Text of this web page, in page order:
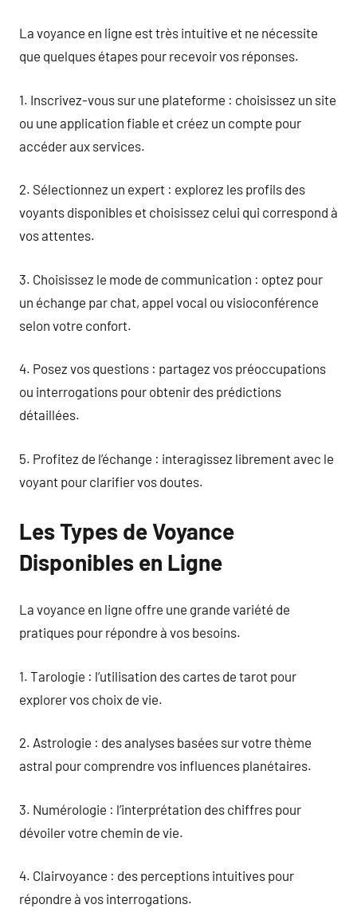
La voyance en ligne est très intuitive et ne nécessite
que quelques étapes pour recevoir vos réponses.
1. Inscrivez-vous sur une plateforme : choisissez un site
ou une application fiable et créez un compte pour
accéder aux services.
2. Sélectionnez un expert : explorez les profils des
voyants disponibles et choisissez celui qui correspond à
vos attentes.
3. Choisissez le mode de communication : optez pour
un échange par chat, appel vocal ou visioconférence
selon votre confort.
4. Posez vos questions : partagez vos préoccupations
ou interrogations pour obtenir des prédictions
détaillées.
5. Profitez de l’échange : interagissez librement avec le
voyant pour clarifier vos doutes.
Les Types de Voyance
Disponibles en Ligne
La voyance en ligne offre une grande variété de
pratiques pour répondre à vos besoins.
1. Tarologie : l’utilisation des cartes de tarot pour
explorer vos choix de vie.
2. Astrologie : des analyses basées sur votre thème
astral pour comprendre vos influences planétaires.
3. Numérologie : l’interprétation des chiffres pour
dévoiler votre chemin de vie.
4. Clairvoyance : des perceptions intuitives pour
répondre à vos interrogations.